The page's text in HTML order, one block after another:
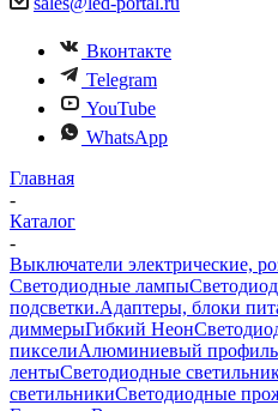
Вконтакте
Telegram
YouTube
WhatsApp
Главная
-
Каталог
-
Выключатели электрические,
Светодиодные лампы
подсветки.Адаптеры, блоки
диммерыГибкий Неон
пикселиАлюминиевый профиль
лентыСветодиодные
светильникиСветодиодные